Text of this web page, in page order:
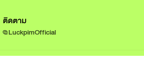
ติดตาม
@LuckpimOfficial